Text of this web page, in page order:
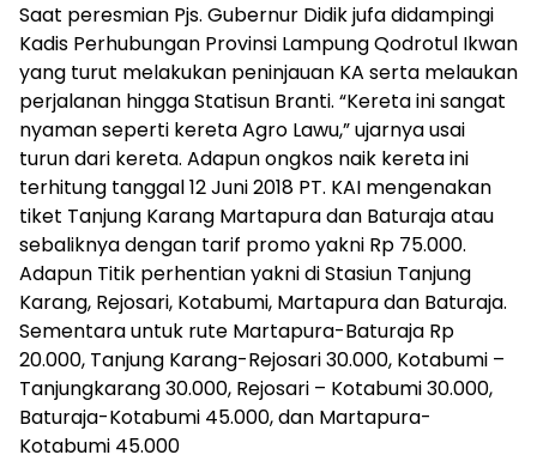
Saat peresmian Pjs. Gubernur Didik jufa didampingi
Kadis Perhubungan Provinsi Lampung Qodrotul Ikwan
yang turut melakukan peninjauan KA serta melaukan
perjalanan hingga Statisun Branti. “Kereta ini sangat
nyaman seperti kereta Agro Lawu,” ujarnya usai
turun dari kereta. Adapun ongkos naik kereta ini
terhitung tanggal 12 Juni 2018 PT. KAI mengenakan
tiket Tanjung Karang Martapura dan Baturaja atau
sebaliknya dengan tarif promo yakni Rp 75.000.
Adapun Titik perhentian yakni di Stasiun Tanjung
Karang, Rejosari, Kotabumi, Martapura dan Baturaja.
Sementara untuk rute Martapura-Baturaja Rp
20.000, Tanjung Karang-Rejosari 30.000, Kotabumi –
Tanjungkarang 30.000, Rejosari – Kotabumi 30.000,
Baturaja-Kotabumi 45.000, dan Martapura-
Kotabumi 45.000